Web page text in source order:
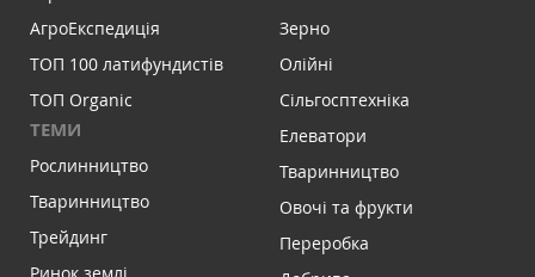
АгроЕкспедиція
ТОП 100 латифундистів
ТОП Organic
ТЕМИ
Рослинництво
Тваринництво
Трейдинг
Зерно
Олійні
Сільгосптехніка
Елеватори
Тваринництво
Овочі та фрукти
Переробка